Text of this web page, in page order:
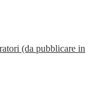
(da pubblicare in